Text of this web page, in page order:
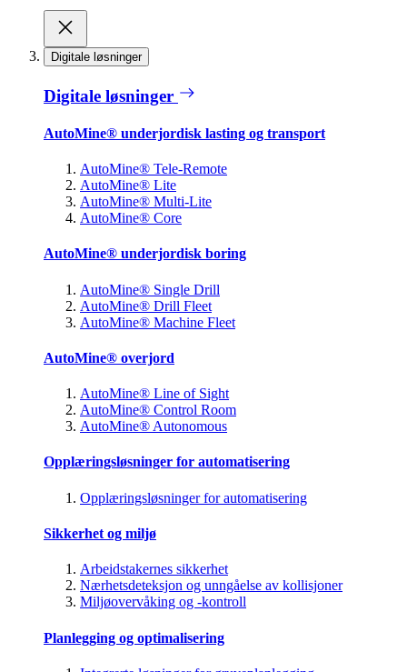
Digitale løsninger
Digitale løsninger
AutoMine® underjordisk lasting og transport
AutoMine® Tele-Remote
AutoMine® Lite
AutoMine® Multi-Lite
AutoMine® Core
AutoMine® underjordisk boring
AutoMine® Single Drill
AutoMine® Drill Fleet
AutoMine® Machine Fleet
AutoMine® overjord
AutoMine® Line of Sight
AutoMine® Control Room
AutoMine® Autonomous
Opplæringsløsninger for automatisering
Opplæringsløsninger for automatisering
Sikkerhet og miljø
Arbeidstakernes sikkerhet
Nærhetsdeteksjon og unngåelse av kollisjoner
Miljøovervåking og -kontroll
Planlegging og optimalisering